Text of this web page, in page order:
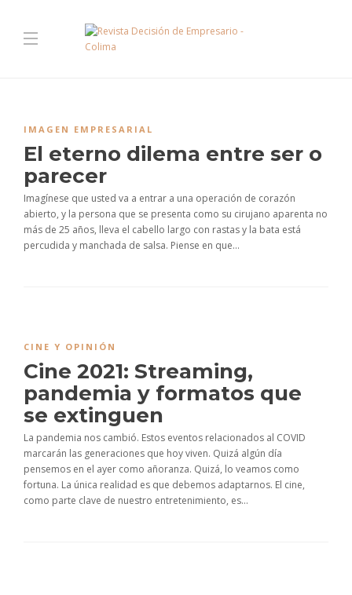
IMAGEN EMPRESARIAL
El eterno dilema entre ser o
parecer
Imagínese que usted va a entrar a una operación de corazón
abierto, y la persona que se presenta como su cirujano aparenta no
más de 25 años, lleva el cabello largo con rastas y la bata está
percudida y manchada de salsa. Piense en que...
CINE Y OPINIÓN
Cine 2021: Streaming,
pandemia y formatos que
se extinguen
La pandemia nos cambió. Estos eventos relacionados al COVID
marcarán las generaciones que hoy viven. Quizá algún día
pensemos en el ayer como añoranza. Quizá, lo veamos como
fortuna. La única realidad es que debemos adaptarnos. El cine,
como parte clave de nuestro entretenimiento, es...